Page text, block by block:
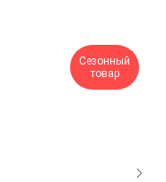
Сезонный
товар